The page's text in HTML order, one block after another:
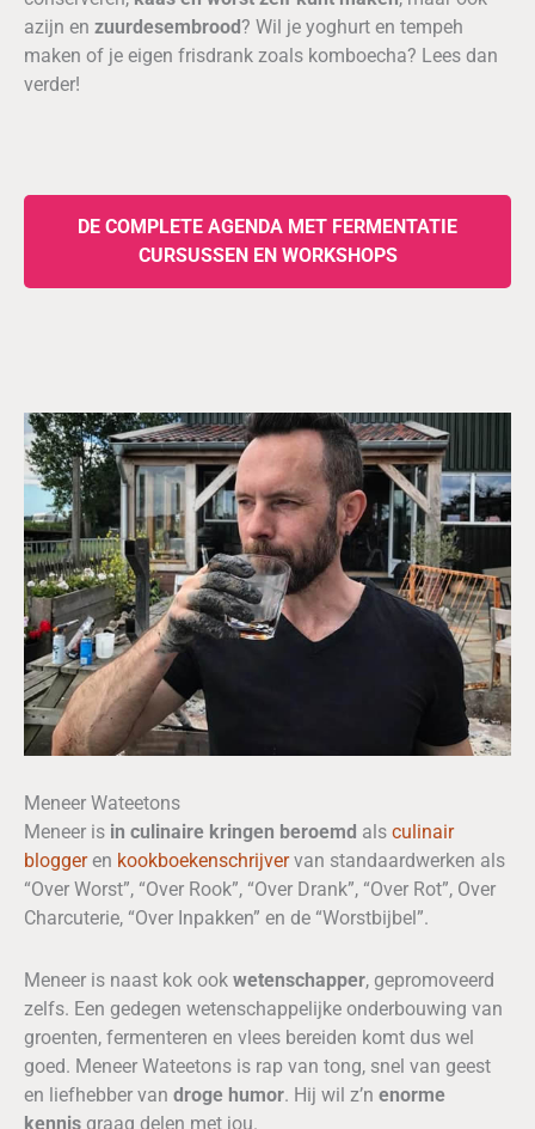
azijn en zuurdesembrood? Wil je yoghurt en tempeh
maken of je eigen frisdrank zoals komboecha? Lees dan
verder!
DE COMPLETE AGENDA MET FERMENTATIE
CURSUSSEN EN WORKSHOPS
Meneer Wateetons
Meneer is in culinaire kringen beroemd als culinair
bloggeren kookboekenschrijvervan standaardwerken als
“Over Worst”, “Over Rook”, “Over Drank”, “Over Rot”, Over
Charcuterie, “Over Inpakken” en de “Worstbijbel”.
Meneer is naast kok ook wetenschapper, gepromoveerd
zelfs. Een gedegen wetenschappelijke onderbouwing van
groenten, fermenteren en vlees bereiden komt dus wel
goed. Meneer Wateetons is rap van tong, snel van geest
en liefhebber van droge humor. Hij wil z’n enorme
kennis graag delen met jou.